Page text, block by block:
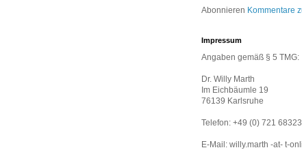
Abonnieren Kommentare
Impressum
Angaben gemäß § 5 TMG:
Dr. Willy Marth
Im Eichbäumle 19
76139 Karlsruhe
Telefon: +49 (0) 721
E-Mail: willy.marth -at- t-